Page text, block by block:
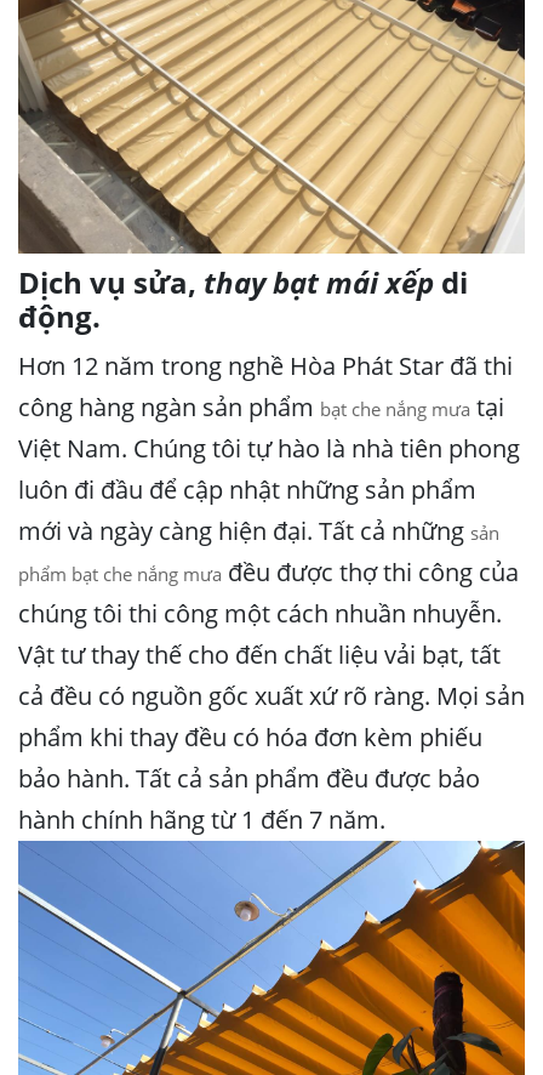
Dịch vụ sửa, thay bạt mái xếp di
động.
Hơn 12 năm trong nghề Hòa Phát Star đã thi
công hàng ngàn sản phẩm bạt che nắng mưa tại
Việt Nam. Chúng tôi tự hào là nhà tiên phong
luôn đi đầu để cập nhật những sản phẩm
mới và ngày càng hiện đại. Tất cả những sản
phẩm bạt che nắng mưa đều được thợ thi công của
chúng tôi thi công một cách nhuần nhuyễn.
Vật tư thay thế cho đến chất liệu vải bạt, tất
cả đều có nguồn gốc xuất xứ rõ ràng. Mọi sản
phẩm khi thay đều có hóa đơn kèm phiếu
bảo hành. Tất cả sản phẩm đều được bảo
hành chính hãng từ 1 đến 7 năm.